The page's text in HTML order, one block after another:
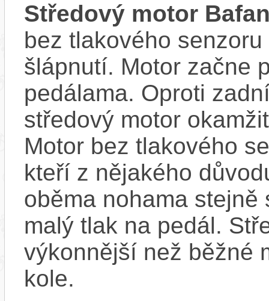
Středový motor
bez tlakového
šlápnutí. Motor začne
pedálama. Oproti
středový motor
Motor bez tlakového
kteří z nějakého
oběma nohama
malý tlak na pedál.
výkonnější než běžné
kole.